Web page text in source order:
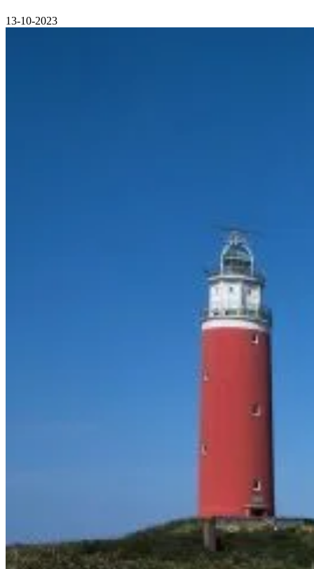
13-10-2023